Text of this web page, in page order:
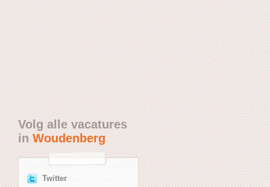
Volg alle vacatures
inWoudenberg
Twitter